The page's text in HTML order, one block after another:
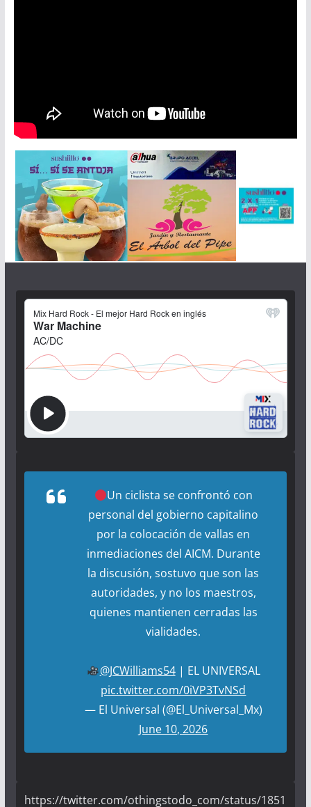
Un ciclista se confrontó con
personal del gobierno capitalino
por la colocación de vallas en
inmediaciones del AICM. Durante
la discusión, sostuvo que son las
autoridades, y no los maestros,
quienes mantienen cerradas las
vialidades.
@JCWilliams54| EL UNIVERSAL
pic.twitter.com/0iVP3TvNSd
— El Universal (@El_Universal_Mx)
June 10, 2026
https://twitter.com/othingstodo_com/status/1851